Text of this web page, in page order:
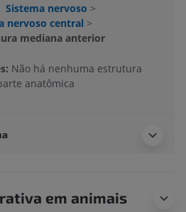
Sistema nervoso >
nervoso central >
mediana anterior
Não há nenhuma estrutura
anatômica
em animais